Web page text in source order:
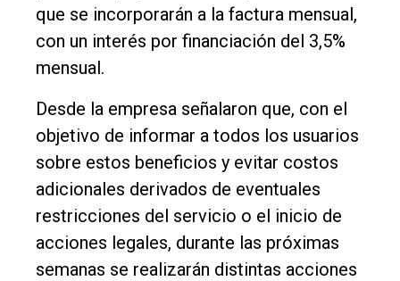
que se incorporarán a la factura mensual,
con un interés por financiación del 3,5%
mensual.
Desde la empresa señalaron que, con el
objetivo de informar a todos los usuarios
sobre estos beneficios y evitar costos
adicionales derivados de eventuales
restricciones del servicio o el inicio de
acciones legales, durante las próximas
semanas se realizarán distintas acciones